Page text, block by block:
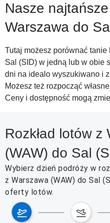
Nasze
Warszawa do
Tutaj możesz porównać tanie
Sal (SID) w jedną lub w obie
dni na idealo wyszukiwano i
Możesz też rozpocząć
Ceny i dostępność mogą
Rozkład lotów z
(WAW) do Sal
Wybierz dzień podróży w
z Warszawa (WAW) do Sal
oferty lotów.